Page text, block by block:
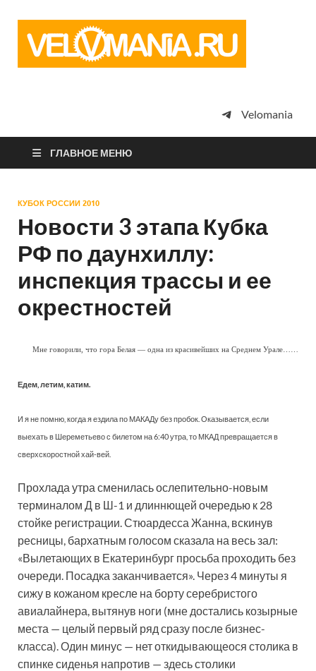
просто
Velomania
ГЛАВНОЕ МЕНЮ
КУБОК РОССИИ 2010
Новости 3 этапа Кубка
РФ по даунхиллу:
инспекция трассы и ее
окрестностей
Мне говорили, что гора Белая — одна из красивейших на Среднем Урале……
Едем, летим, катим.
И я не помню, когда я ездила по МАКАДу без пробок. Оказывается, если
выехать в Шереметьево с билетом на 6:40 утра, то МКАД превращается в
сверхскоростной хай-вей.
Прохлада утра сменилась ослепительно-новым
терминалом Д в Ш-1 и длиннющей очередью к 28
стойке регистрации. Стюардесса Жанна, вскинув
ресницы, бархатным голосом сказала на весь зал:
«Вылетающих в Екатеринбург просьба проходить без
очереди. Посадка заканчивается». Через 4 минуты я
сижу в кожаном кресле на борту серебристого
авиалайнера, вытянув ноги (мне достались козырные
места — целый первый ряд сразу после бизнес-
класса). Один минус — нет откидывающеося столика в
спинке сиденья напротив — здесь столики